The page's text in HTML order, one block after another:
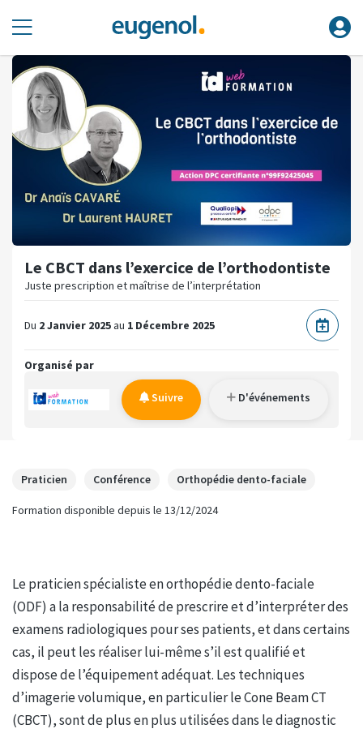
Le CBCT dans l’exercice de l’orthodontiste
Juste prescription et maîtrise de l’interprétation
Du 2 Janvier 2025au 1 Décembre 2025
Organisé par
Suivre D'événements
Praticien Conférence Orthopédie dento-faciale
Formation disponible depuis le 13/12/2024
Le praticien spécialiste en orthopédie dento-faciale
(ODF) a la responsabilité de prescrire et d’interpréter des
examens radiologiques pour ses patients, et dans certains
cas, il peut les réaliser lui-même s’il est qualifié et
dispose de l’équipement adéquat. Les techniques
d’imagerie volumique, en particulier le Cone Beam CT
(CBCT), sont de plus en plus utilisées dans le diagnostic